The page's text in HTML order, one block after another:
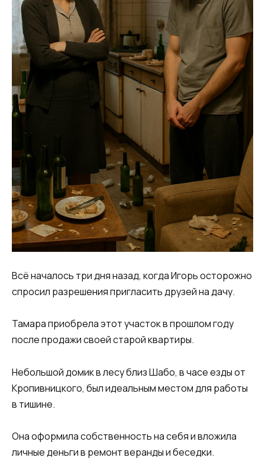
Всё началось три дня назад, когда Игорь осторожно
спросил разрешения пригласить друзей на дачу.
Тамара приобрела этот участок в прошлом году
после продажи своей старой квартиры.
Небольшой домик в лесу близ Шабо, в часе езды от
Кропивницкого, был идеальным местом для работы
в тишине.
Она оформила собственность на себя и вложила
личные деньги в ремонт веранды и беседки.